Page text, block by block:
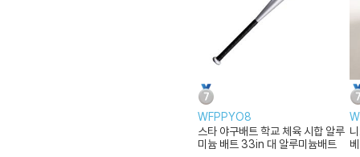
WFPPYO8
스타 야구배트 학교 체육 시합 알루
미늄 배트 33in 대 알루미늄배트